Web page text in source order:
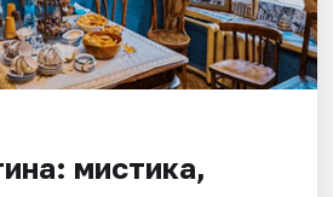
мистика,